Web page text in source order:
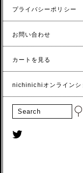
プライバシーポリシー
お問い合わせ
カートを見る
nichinichiオンラインシ